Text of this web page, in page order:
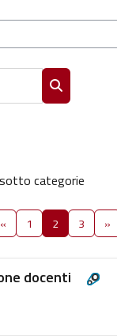
Cerca corsi
categorie
« Pagina precedente
1 Pagina 1
2Pagina 2
3 Pagina 3
»
docenti